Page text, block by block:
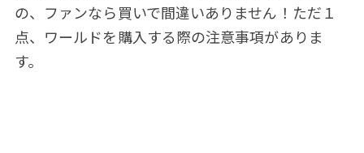
の、ファンなら買いで間違いありません！ただ１
点、ワールドを購入する際の注意事項がありま
す。